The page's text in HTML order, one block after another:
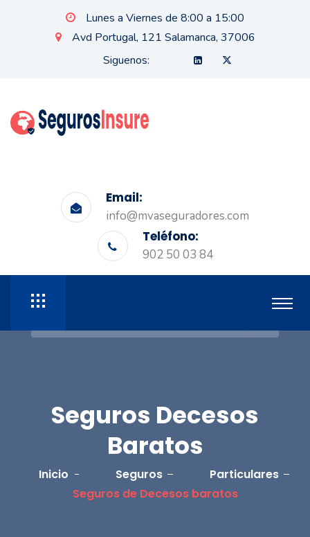
Lunes a Viernes de 8:00 a 15:00
Avd Portugal, 121 Salamanca, 37006
Siguenos:
Email:
info@mvaseguradores.com
Teléfono:
902 50 03 84
Seguros Decesos
Baratos
Inicio Seguros
Particulares
Seguros de Decesos baratos